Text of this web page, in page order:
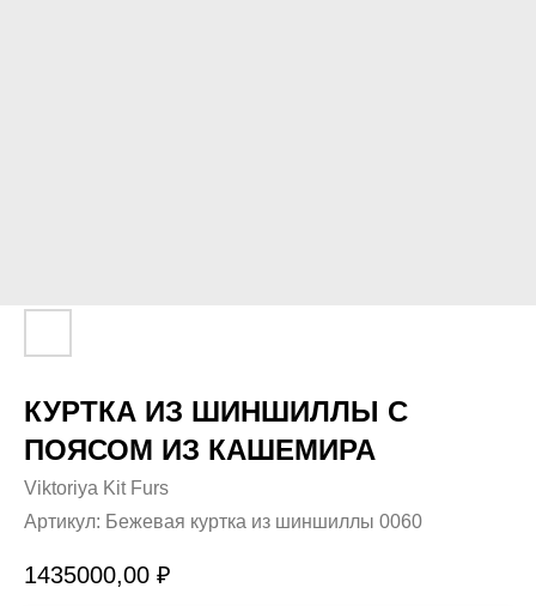
КУРТКА ИЗ ШИНШИЛЛЫ С
ПОЯСОМ ИЗ КАШЕМИРА
Viktoriya Kit Furs
Артикул: Бежевая куртка из шиншиллы 0060
1435000,00 ₽